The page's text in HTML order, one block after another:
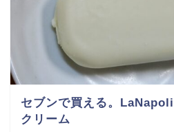
セブンで買える。
クリーム